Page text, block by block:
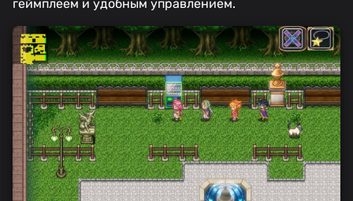
геймплеем и удобным управлением.